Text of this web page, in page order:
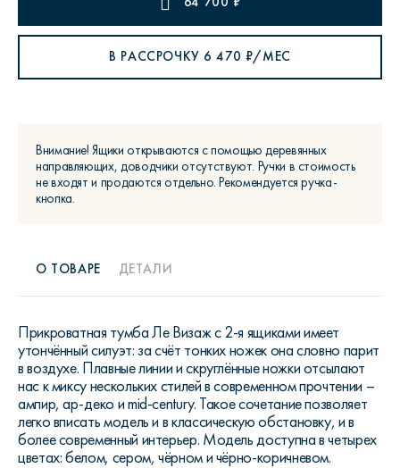
В РАССРОЧКУ 6 470 ₽/МЕС
Внимание! Ящики открываются с помощью деревянных
направляющих, доводчики отсутствуют. Ручки в стоимость
не входят и продаются отдельно. Рекомендуется ручка-
кнопка.
О ТОВАРЕ ДЕТАЛИ
Прикроватная тумба Ле Визаж с 2-я ящиками имеет
утончённый силуэт: за счёт тонких ножек она словно парит
в воздухе. Плавные линии и скруглённые ножки отсылают
нас к миксу нескольких стилей в современном прочтении –
ампир, ар-деко и mid-century. Такое сочетание позволяет
легко вписать модель и в классическую обстановку, и в
более современный интерьер. Модель доступна в четырех
цветах: белом, сером, чёрном и чёрно-коричневом.